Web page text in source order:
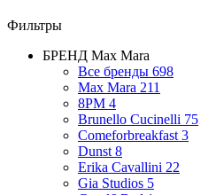
Фильтры
БРЕНД Max Mara
Все бренды 698
Max Mara 211
8PM 4
Brunello Cucinelli 75
Comeforbreakfast 3
Dunst 8
Erika Cavallini 22
Gia Studios 5